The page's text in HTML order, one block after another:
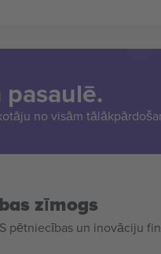
pasaulē.
no visām
zīmogs
pētniecības un inovāciju